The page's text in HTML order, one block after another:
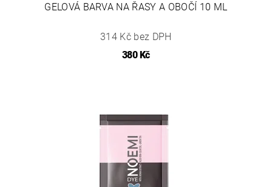
GELOVÁ BARVA NA ŘASY A OBOČÍ 10 ML
314 Kč bez DPH
380 Kč